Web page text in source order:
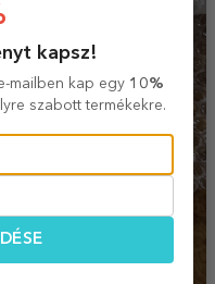
kapsz!
mailben kap egy 10%
szabott termékekre.